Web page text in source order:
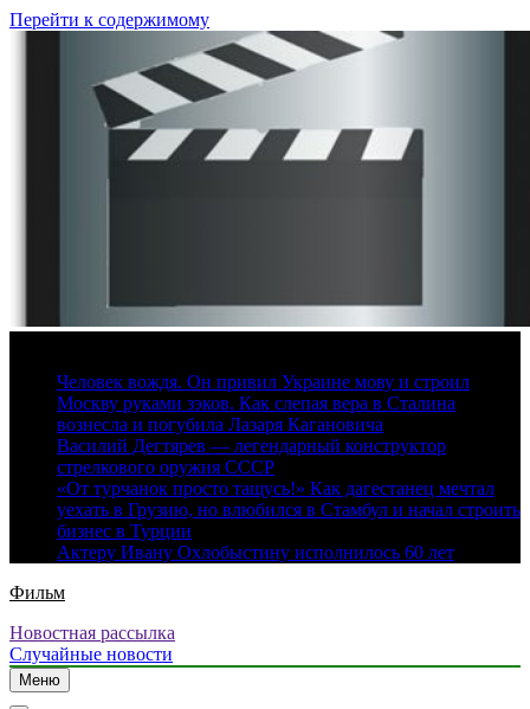
Перейти к содержимому
Человек вождя. Он привил Украине мову и строил
Москву руками зэков. Как слепая вера в Сталина
вознесла и погубила Лазаря Кагановича
Василий Дегтярев — легендарный конструктор
стрелкового оружия СССР
«От турчанок просто тащусь!» Как дагестанец мечтал
уехать в Грузию, но влюбился в Стамбул и начал строить
бизнес в Турции
Актеру Ивану Охлобыстину исполнилось 60 лет
Фильм
Новостная рассылка
Случайные новости
Меню